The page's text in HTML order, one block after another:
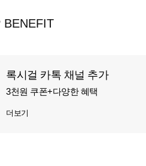
BENEFIT
록시걸 카톡 채널 추가
3천원 쿠폰+다양한 혜택
더보기